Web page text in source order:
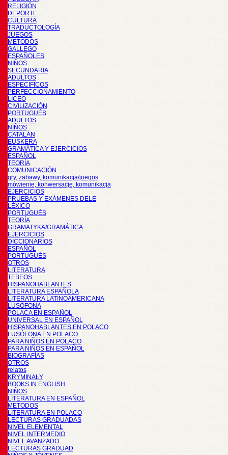
RELIGIÓN
DEPORTE
CULTURA
TRADUCTOLOGÍA
JUEGOS
METODOS
GALLEGO
ESPAÑOLES
NIÑOS
SECUNDARIA
ADULTOS
ESPECIFICOS
PERFECCIONAMIENTO
LICEO
CIVILIZACIÓN
PORTUGUÉS
ADULTOS
NIÑOS
CATALÁN
EUSKERA
GRAMÁTICA Y EJERCICIOS
ESPAÑOL
TEORÍA
COMUNICACIÓN
gry, zabawy, komunikacja/juegos
mówienie, konwersacje, komunikacja
EJERCICIOS
PRUEBAS Y EXÁMENES DELE
LÉXICO
PORTUGUÉS
TEORÍA
GRAMATYKA/GRAMÁTICA
EJERCICIOS
DICCIONARIOS
ESPAÑOL
PORTUGUÉS
OTROS
LITERATURA
TEBEOS
HISPANOHABLANTES
LITERATURA ESPAÑOLA
LITERATURA LATINOAMERICANA
LUSÓFONA
POLACA EN ESPAÑOL
UNIVERSAL EN ESPAÑOL
HISPANOHABLANTES EN POLACO
LUSÓFONA EN POLACO
PARA NIÑOS EN POLACO
PARA NIÑOS EN ESPAÑOL
BIOGRAFÍAS
OTROS
relatos
KRYMINAŁY
BOOKS IN ENGLISH
NIÑOS
LITERATURA EN ESPAÑOL
METODOS
LITERATURA EN POLACO
LECTURAS GRADUADAS
NIVEL ELEMENTAL
NIVEL INTERMEDIO
NIVEL AVANZADO
LECTURAS GRADUAD